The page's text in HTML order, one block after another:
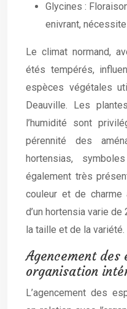
Glycines :
enivrant,
Le climat normand,
étés tempérés,
espèces végétales
Deauville. Les
l’humidité sont
pérennité des
hortensias,
également très
couleur et de charme
d’un hortensia varie
la taille et de la variété.
Agencement des
organisation
L’agencement des